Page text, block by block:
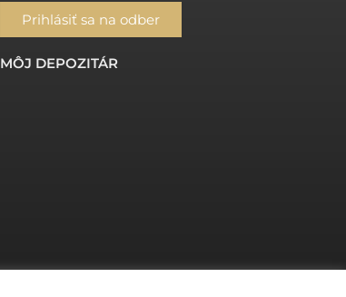
Prihlásiť sa na odber
MÔJ DEPOZITÁR